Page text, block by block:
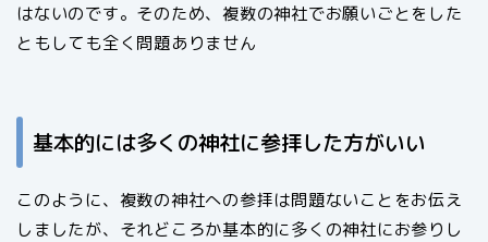
はないのです。そのため、複数の神社でお願いごとをした
ともしても全く問題ありません
基本的には多くの神社に参拝した方がいい
このように、複数の神社への参拝は問題ないことをお伝え
しましたが、それどころか基本的に多くの神社にお参りし